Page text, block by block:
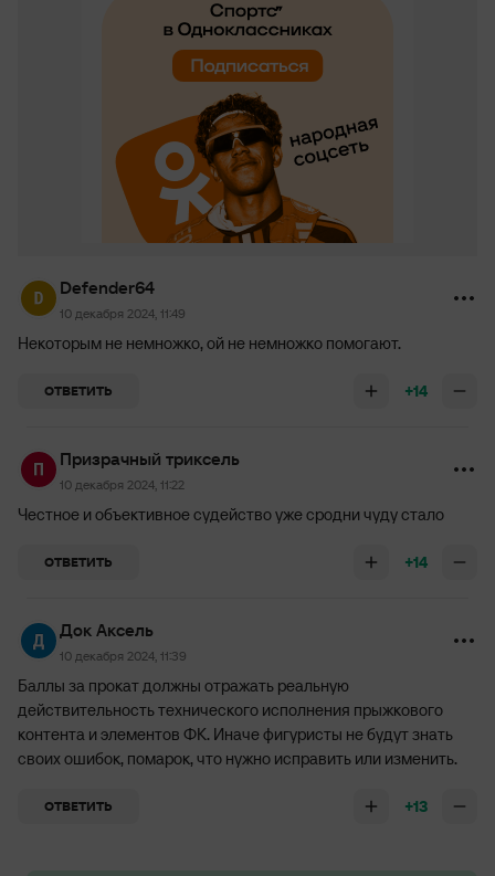
Defender64
10 декабря 2024, 11:49
Некоторым не немножко, ой не немножко помогают.
ОТВЕТИТЬ +14
Призрачный триксель
10 декабря 2024, 11:22
Честное и объективное судейство уже сродни чуду стало
ОТВЕТИТЬ +14
Док Аксель
10 декабря 2024, 11:39
Баллы за прокат должны отражать реальную
действительность технического исполнения прыжкового
контента и элементов ФК. Иначе фигуристы не будут знать
своих ошибок, помарок, что нужно исправить или изменить.
ОТВЕТИТЬ +13